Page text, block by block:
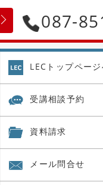
087-
LECトップペー
受講相談予約
資料請求
メール問合せ